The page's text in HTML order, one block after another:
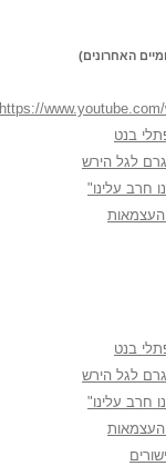
האחרונים)
https://
בנט
לגל הירש
בנט
לגל הירש